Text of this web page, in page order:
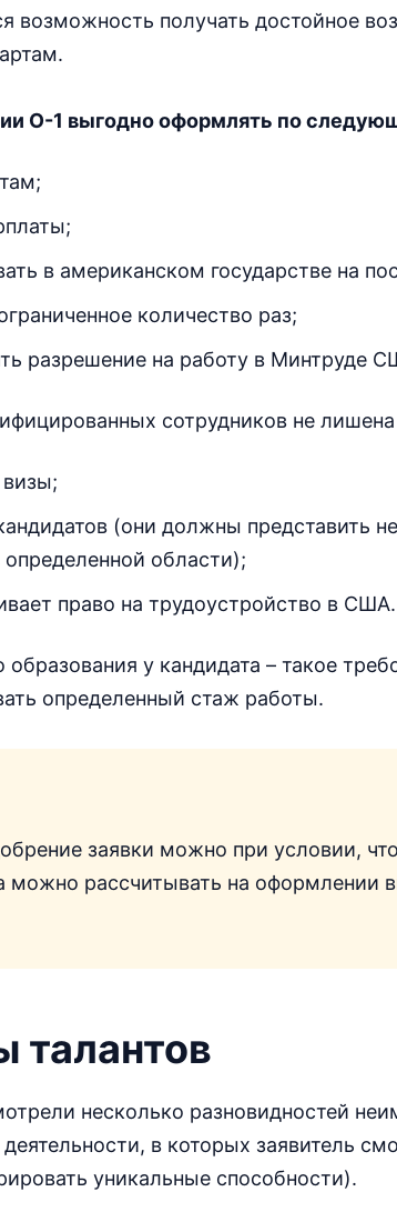
возможность получать достойное
О-1 выгодно оформлять по
в американском государстве на
количество раз;
разрешение на работу в Минтруде
сотрудников не лишена
(они должны представить
области);
право на трудоустройство в США.
у кандидата – такое
определенный стаж работы.
заявки можно при условии,
можно рассчитывать на оформлении
талантов
несколько разновидностей
в которых заявитель
уникальные способности).